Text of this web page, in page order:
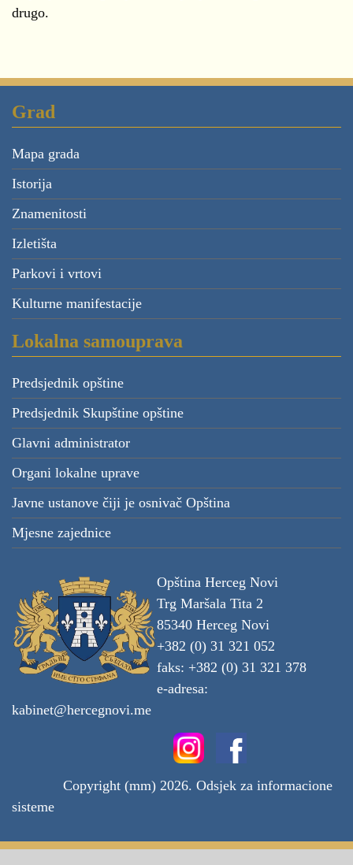
drugo.
Grad
Mapa grada
Istorija
Znamenitosti
Izletišta
Parkovi i vrtovi
Kulturne manifestacije
Lokalna samouprava
Predsjednik opštine
Predsjednik Skupštine opštine
Glavni administrator
Organi lokalne uprave
Javne ustanove čiji je osnivač Opština
Mjesne zajednice
Opština Herceg Novi
Trg Maršala Tita 2
85340 Herceg Novi
+382 (0) 31 321 052
faks: +382 (0) 31 321 378
e-adresa:
kabinet@hercegnovi.me
Copyright (mm) 2026. Odsjek za informacione
sisteme